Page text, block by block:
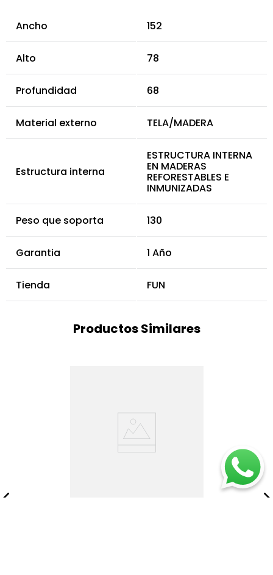
Ancho 152
Alto 78
Profundidad 68
Material externo TELA/MADERA
Estructura interna
ESTRUCTURA INTERNA
EN MADERAS
REFORESTABLES E
INMUNIZADAS
Peso que soporta 130
Garantia 1 Año
Tienda FUN
Productos Similares